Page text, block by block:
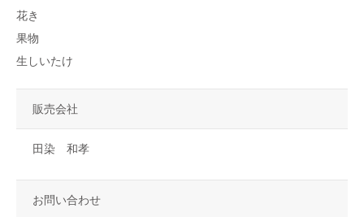
花き
果物
生しいたけ
販売会社
田染 和孝
お問い合わせ